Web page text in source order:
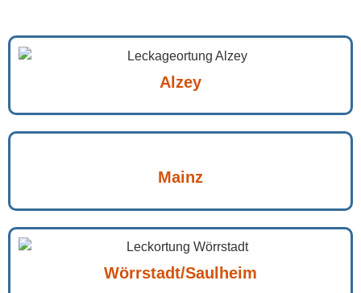
Alzey
Mainz
Wörrstadt/Saulheim